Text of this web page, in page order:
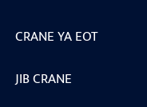
CRANE YA EOT
JIB CRANE